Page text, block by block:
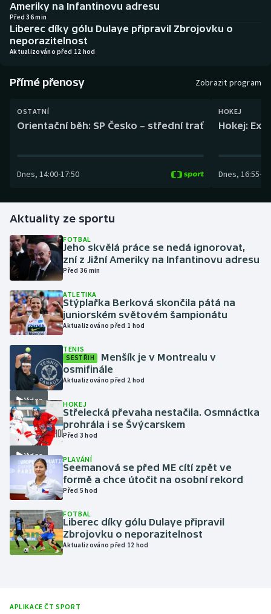
Biatlon
Boby a skeleton
Box
Curling
Golf
Gymnastika
Házená
Jezdectví
Judo
Krasobruslení
Lezení
Lyže a snowboard
Moderní pětiboj
Motorsport
Olympijské hry
Parasport
Aplikace ČT sport
AZ kvíz
Ameriky na Infantinovu adresu
Před 36 min
Liberec díky gólu Dulaye připravil Zbrojovku o
neporazitelnost
Aktualizováno před 12 hod
Přímé přenosy Zobrazit program
OSTATNÍ
Orientační běh: SP Česko – střední trať
Dnes, 14:00-17:50
HOKEJ
Hokej:
Dnes, 16:55-
Aktuality ze sportu
FOTBAL
Jeho skvělá práce se nedá ignorovat,
zní z Jižní Ameriky na Infantinovu adresu
Před 36 min
ATLETIKA
Stýplařka Berková skončila pátá na
juniorském světovém šampionátu
Aktualizováno před 1 hod
Video
TENIS
SESTŘIH
Menšík je v Montrealu v
osmifinále
Aktualizováno před 2 hod
Video
HOKEJ
Střelecká převaha nestačila. Osmnáctka
prohrála i se Švýcarskem
Před 3 hod
PLAVÁNÍ
Seemanová se před ME cítí zpět ve
formě a chce útočit na osobní rekord
Před 5 hod
FOTBAL
Liberec díky gólu Dulaye připravil
Zbrojovku o neporazitelnost
Aktualizováno před 12 hod
APLIKACE ČT SPORT